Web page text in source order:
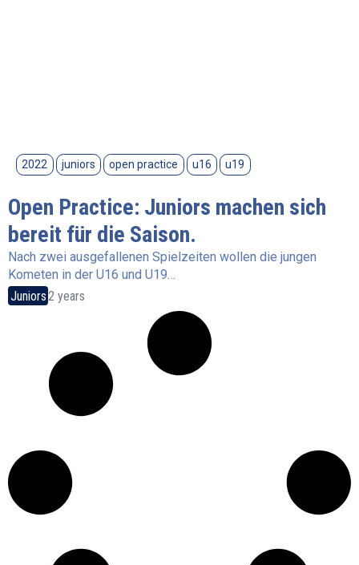
2022 juniors open practice u16 u19
Open Practice: Juniors machen sich
bereit für die Saison.
Nach zwei ausgefallenen Spielzeiten wollen die jungen
Kometen in der U16 und U19…
Juniors2 years